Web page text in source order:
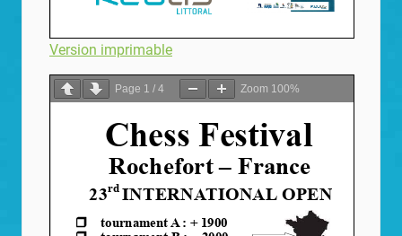
Version imprimable
Page 1 / 4 Zoom 100%